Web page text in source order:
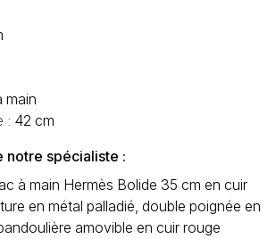
main
: 42 cm
notre spécialiste :
à main Hermès Bolide 35 cm en cuir
en métal palladié, double poignée en
amovible en cuir rouge